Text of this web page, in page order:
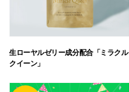
生ローヤルゼリー成分配合「ミラクル
クイーン」